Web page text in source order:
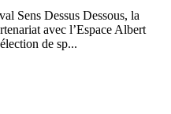
Sens Dessus Dessous, la
avec l’Espace Albert
de sp...